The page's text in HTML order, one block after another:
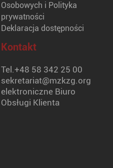
Osobowych i Polityka
prywatności
Deklaracja dostępności
Kontakt
Tel.+48 58 342 25 00
sekretariat@mzkzg.org
elektroniczne Biuro
Obsługi Klienta